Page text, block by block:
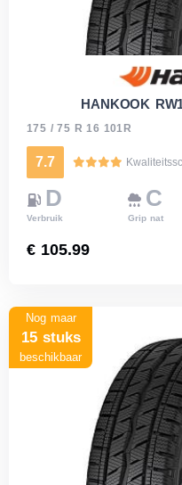
HANKOOK
175 / 75 R 16 101R
7.7
D
Verbruik
C
Grip nat
€ 105.99
Nog maar
15 stuks
beschikbaar